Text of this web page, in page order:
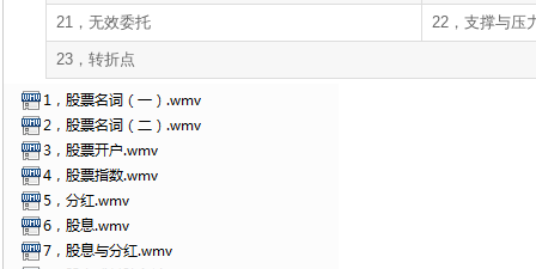
21，无效委托 22，支撑与压
23，转折点